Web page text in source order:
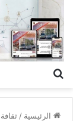
الرئيسية / ثقافة